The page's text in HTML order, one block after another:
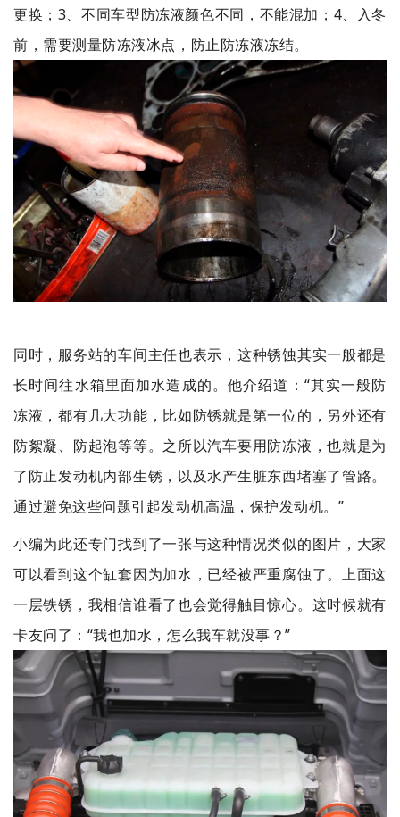
更换；3、不同车型防冻液颜色不同，不能混加；4、入冬
前，需要测量防冻液冰点，防止防冻液冻结。
同时，服务站的车间主任也表示，这种锈蚀其实一般都是
长时间往水箱里面加水造成的。他介绍道：“其实一般防
冻液，都有几大功能，比如防锈就是第一位的，另外还有
防絮凝、防起泡等等。之所以汽车要用防冻液，也就是为
了防止发动机内部生锈，以及水产生脏东西堵塞了管路。
通过避免这些问题引起发动机高温，保护发动机。”
小编为此还专门找到了一张与这种情况类似的图片，大家
可以看到这个缸套因为加水，已经被严重腐蚀了。上面这
一层铁锈，我相信谁看了也会觉得触目惊心。这时候就有
卡友问了：“我也加水，怎么我车就没事？”